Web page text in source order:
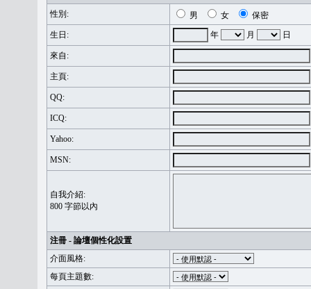
性別:
男 女
保密
生日:
年 月 日
來自:
主頁:
QQ:
ICQ:
Yahoo:
MSN:
自我介紹:
800 字節以內
注冊 - 論壇個性化設置
介面風格:
每頁主題數: